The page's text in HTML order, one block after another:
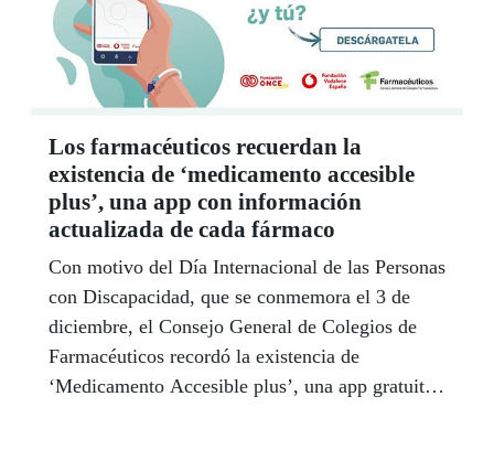
Los farmacéuticos recuerdan la
existencia de ‘medicamento accesible
plus’, una app con información
actualizada de cada fármaco
Con motivo del Día Internacional de las Personas
con Discapacidad, que se conmemora el 3 de
diciembre, el Consejo General de Colegios de
Farmacéuticos recordó la existencia de
‘Medicamento Accesible plus’, una app gratuita